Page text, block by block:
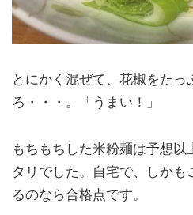
とにかく混ぜて、花椒をたっ
ろ・・・。「うまい！」
もちもちした米粉麺は予想以
タリでした。自宅で、しか
るのなら合格点です。